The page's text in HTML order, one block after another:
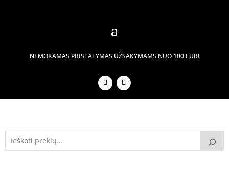
NEMOKAMAS PRISTATYMAS UŽSAKYMAMS NUO 100 EUR!